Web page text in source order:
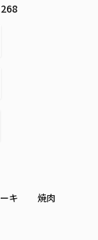
キ
焼肉